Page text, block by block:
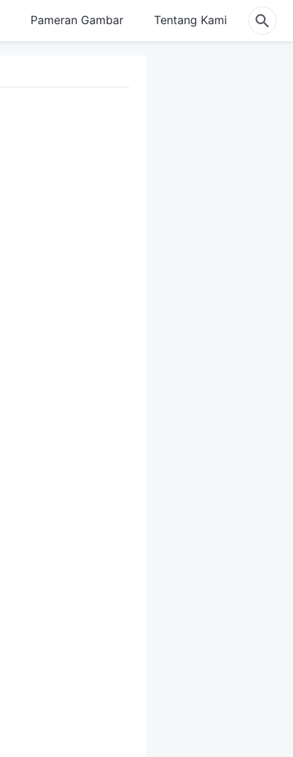
Pameran Gambar Tentang Kami